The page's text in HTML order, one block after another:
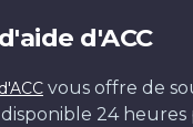
d'ACC
vous offre de
24 heures